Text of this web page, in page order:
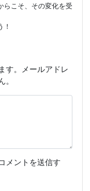
らこそ、その変化を受
す。メールアドレ
。
メントを送信す